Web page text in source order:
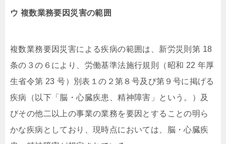
ウ 複数業務要因災害の範囲
複数業務要因災害による疾病の範囲は、新労災則第 18
条の３の６により、労働基準法施行規則（昭和 22 年厚
生省令第 23 号）別表１の２第８号及び第９号に掲げる
疾病（以下「脳・心臓疾患、精神障害」という。）及
びその他二以上の事業の業務を要因とすることの明ら
かな疾病としており、現時点においては、脳・心臓疾